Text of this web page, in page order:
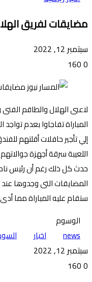
مضايقات لفريق
سبتمبر 12, 2022
0
لاعبى الهلال والطاقم الفنى
المباراة تفاجاوا بعدم
إلي تأجير حافلات أقلتهم
اللعيبة سرقة أجهزة
حدث كل ذلك رغم أن رئيس
المضايقات التى وجدوها عند
ستقام عليه المباراة مما
الوسوم
news
اخبار
سبتمبر 12, 2022
0